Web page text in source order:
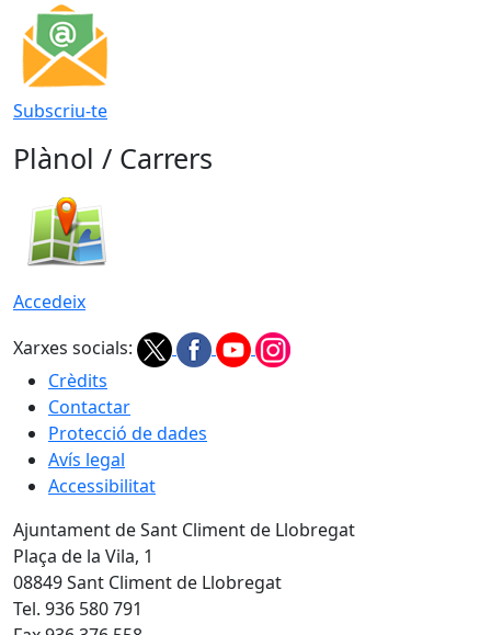
Subscriu-te
Plànol / Carrers
Accedeix
Xarxes socials:
Crèdits
Contactar
Protecció de dades
Avís legal
Accessibilitat
Ajuntament de Sant Climent de Llobregat
Plaça de la Vila, 1
08849 Sant Climent de Llobregat
Tel. 936 580 791